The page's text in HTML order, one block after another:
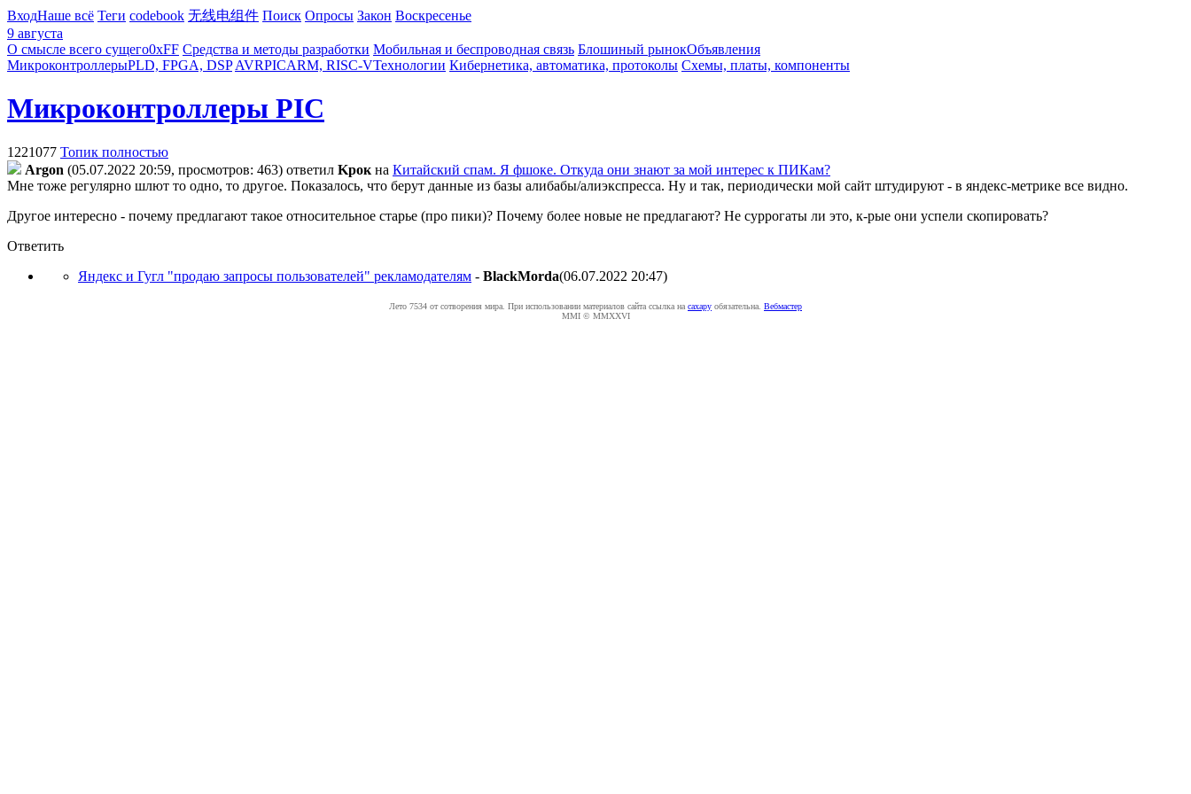
ВходНаше всё Теги codebook 无线电组件 Поиск Опросы Закон Воскресенье
9 августа
О смысле всего сущего0xFF Средства и методы разработки Мобильная и беспроводная связь Блошиный рынокОбъявления
МикроконтроллерыPLD, FPGA, DSP AVRPICARM, RISC-VТехнологии Кибернетика, автоматика, протоколы Схемы, платы, компоненты
Микроконтроллеры PIC
1221077 Топик полностью
Argon (05.07.2022 20:59, просмотров: 463) ответил Kpoк на Китайский спам. Я фшоке. Откуда они знают за мой интерес к ПИКам?
Мне тоже регулярно шлют то одно, то другое. Показалось, что берут данные из базы алибабы/алиэкспресса. Ну и так, периодически мой сайт штудируют - в яндекс-метрике все видно.
Другое интересно - почему предлагают такое относительное старье (про пики)? Почему более новые не предлагают? Не суррогаты ли это, к-рые они успели скопировать?
Ответить
Яндекс и Гугл "продаю запросы пользователей" рекламодателям - BlackMorda(06.07.2022 20:47)
Лето 7534 от сотворения мира. При использовании материалов сайта ссылка на caxapу обязательна. Вебмастер
MMI © MMXXVI